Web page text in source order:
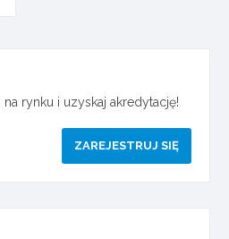
rynku i uzyskaj akredytację!
ZAREJESTRUJ SIĘ